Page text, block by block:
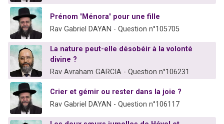
Prénom "Ménora" pour une fille
Rav Gabriel DAYAN - Question n°105705
La nature peut-elle désobéir à la volonté
divine ?
Rav Avraham GARCIA - Question n°106231
Crier et gémir ou rester dans la joie ?
Rav Gabriel DAYAN - Question n°106117